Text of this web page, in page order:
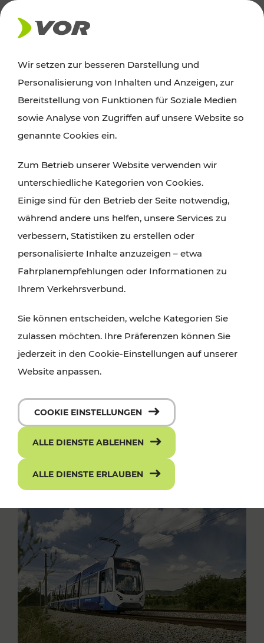
AKTUELLES
News
Alle wichtigen Meldungen zu Fahrplanänderungen,
finden Sie hier im Überblick.
Wir setzen zur besseren Darstellung und
Personalisierung von Inhalten und Anzeigen, zur
Bereitstellung von Funktionen für Soziale Medien
sowie Analyse von Zugriffen auf unsere Website so
genannte Cookies ein.
Zum Betrieb unserer Website verwenden wir
unterschiedliche Kategorien von Cookies.
Einige sind für den Betrieb der Seite notwendig,
während andere uns helfen, unsere Services zu
verbessern, Statistiken zu erstellen oder
personalisierte Inhalte anzuzeigen – etwa
Fahrplanempfehlungen oder Informationen zu
Ihrem Verkehrsverbund.
Sie können entscheiden, welche Kategorien Sie
zulassen möchten. Ihre Präferenzen können Sie
jederzeit in den Cookie-Einstellungen auf unserer
Website anpassen.
COOKIE EINSTELLUNGEN
ALLE DIENSTE ABLEHNEN
ALLE DIENSTE ERLAUBEN